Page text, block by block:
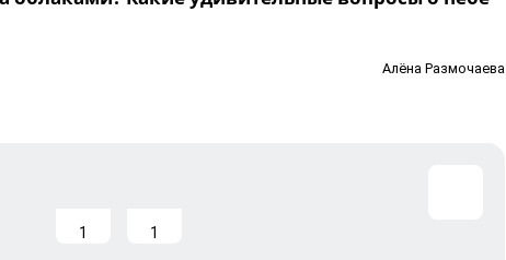
Алёна Размочаева
1 1